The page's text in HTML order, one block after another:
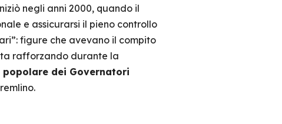
negli anni 2000, quando il
e assicurarsi il pieno controllo
figure che avevano il compito
rafforzando durante la
popolare dei Governatori